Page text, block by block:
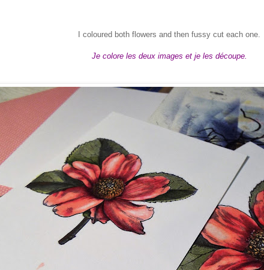
I coloured both flowers and then fussy cut each one.
Je colore les deux images et je les découpe.